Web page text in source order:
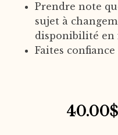
Prendre note
sujet à
disponibilité en
Faites
40.00$